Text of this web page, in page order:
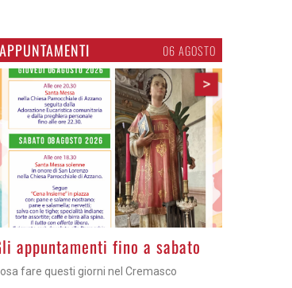
APPUNTAMENTI 06 AGOSTO
>
Cremasco - Arriva il mago
anima il quinto appuntamento di